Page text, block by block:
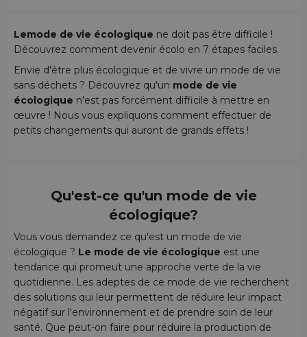
Lemode de vie écologique ne doit pas être difficile !
Découvrez comment devenir écolo en 7 étapes faciles.
Envie d'être plus écologique et de vivre un mode de vie
sans déchets ? Découvrez qu'un mode de vie
écologique n'est pas forcément difficile à mettre en
œuvre ! Nous vous expliquons comment effectuer de
petits changements qui auront de grands effets !
Qu'est-ce qu'un mode de vie
écologique?
Vous vous demandez ce qu'est un mode de vie
écologique ? Le mode de vie écologique est une
tendance qui promeut une approche verte de la vie
quotidienne. Les adeptes de ce mode de vie recherchent
des solutions qui leur permettent de réduire leur impact
négatif sur l'environnement et de prendre soin de leur
santé. Que peut-on faire pour réduire la production de